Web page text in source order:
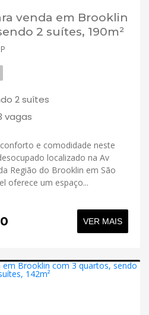
venda em Brooklin
2 suítes, 190m²
2 suítes
vagas
e comodidade neste
localizado na Av
Região do Brooklin em São
oferece um espaço...
VER MAIS